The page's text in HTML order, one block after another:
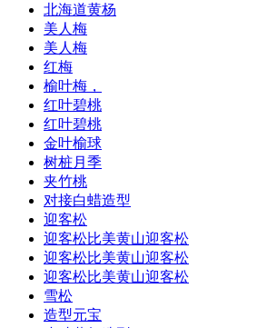
北海道黄杨
美人梅
美人梅
红梅
榆叶梅，
红叶碧桃
红叶碧桃
金叶榆球
树桩月季
夹竹桃
对接白蜡造型
迎客松
迎客松比美黄山迎客松
迎客松比美黄山迎客松
迎客松比美黄山迎客松
雪松
造型元宝